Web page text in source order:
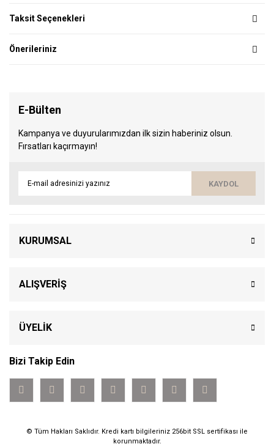
Taksit Seçenekleri
Önerileriniz
E-Bülten
Kampanya ve duyurularımızdan ilk sizin haberiniz olsun.
Fırsatları kaçırmayın!
KAYDOL
KURUMSAL
ALIŞVERİŞ
ÜYELİK
Bizi Takip Edin
© Tüm Hakları Saklıdır. Kredi kartı bilgileriniz 256bit SSL sertifikası ile
korunmaktadır.